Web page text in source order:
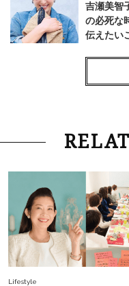
吉瀬美智
の必死な
伝えたい
Fashion
【40代
ルドア
Lifestyle
「お若い
ーレス連
Lifestyle
「人間、
上野千鶴
【ジェン
Lifestyle